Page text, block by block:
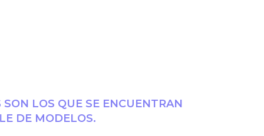
LOS QUE SE ENCUENTRAN
DE MODELOS.